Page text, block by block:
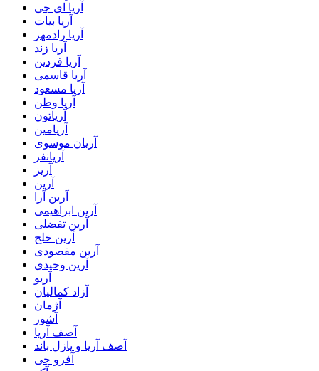
آریا ای جی
آریا بیات
آریا رادمهر
آریا زند
آریا فردین
آریا قاسمی
آریا مسعود
آریا وطن
آریاتون
آریامین
آریان موسوی
آریانفر
آریز
آرین
آرین آرا
آرین ابراهیمی
آرین تفضلی
آرین خلج
آرین مقصودی
آرین وحیدی
آریو
آزاد کمالیان
آژمان
آشور
آصف آریا
آصف آریا و پازل باند
آفرو جی